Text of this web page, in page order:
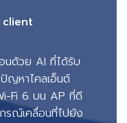
client
นด้วย AI ที่ได้รับ
ญหาไคลเอ็นต์
Fi 6 บน AP ที่ดี
รณ์เคลื่อนที่ไปยัง